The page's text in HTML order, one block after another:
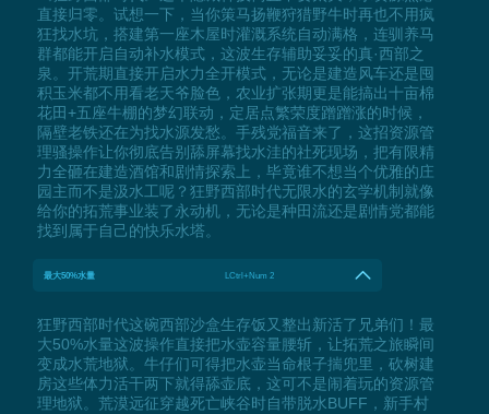
直接归零。试想一下，当你策马扬鞭狩猎野牛时再也不用疯
狂找水坑，搭建第一座木屋时灌溉系统自动满格，连驯养马
群都能开启自动补水模式，这波生存辅助妥妥的真·西部之
泉。开荒期直接开启水力全开模式，无论是建造风车还是囤
积玉米都不用看老天爷脸色，农业扩张期更是能搞出十亩棉
花田+五座牛棚的梦幻联动，定居点繁荣度蹭蹭涨的时候，
隔壁老铁还在为找水源发愁。手残党福音来了，这招资源管
理骚操作让你彻底告别舔屏幕找水洼的社死现场，把有限精
力全砸在建造酒馆和剧情探索上，毕竟谁不想当个优雅的庄
园主而不是汲水工呢？狂野西部时代无限水的玄学机制就像
给你的拓荒事业装了永动机，无论是种田流还是剧情党都能
找到属于自己的快乐水塔。
最大50%水量 LCtrl+Num 2
狂野西部时代这碗西部沙盒生存饭又整出新活了兄弟们！最
大50%水量这波操作直接把水壶容量腰斩，让拓荒之旅瞬间
变成水荒地狱。牛仔们可得把水壶当命根子揣兜里，砍树建
房这些体力活干两下就得舔壶底，这可不是闹着玩的资源管
理地狱。荒漠远征穿越死亡峡谷时自带脱水BUFF，新手村